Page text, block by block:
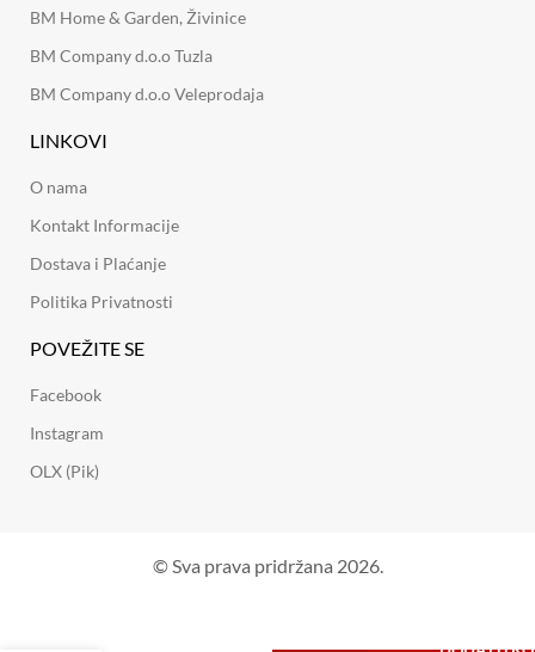
BM Home & Garden, Živinice
BM Company d.o.o Tuzla
BM Company d.o.o Veleprodaja
LINKOVI
O nama
Kontakt Informacije
Dostava i Plaćanje
Politika Privatnosti
POVEŽITE SE
Facebook
Instagram
OLX (Pik)
© Sva prava pridržana 2026.